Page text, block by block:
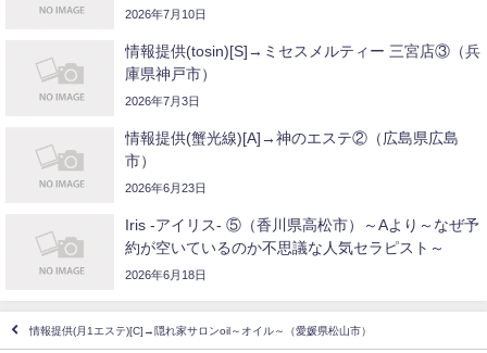
2026年7月10日
情報提供(tosin)[S]→ミセスメルティー 三宮店③（兵
庫県神戸市）
2026年7月3日
情報提供(蟹光線)[A]→神のエステ②（広島県広島
市）
2026年6月23日
Iris -アイリス- ⑤（香川県高松市）～Aより～なぜ予
約が空いているのか不思議な人気セラピスト～
2026年6月18日
情報提供(月1エステ)[C]→隠れ家サロンoil～オイル～（愛媛県松山市）